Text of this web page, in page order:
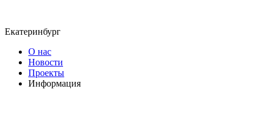
Екатеринбург
О нас
Новости
Проекты
Информация